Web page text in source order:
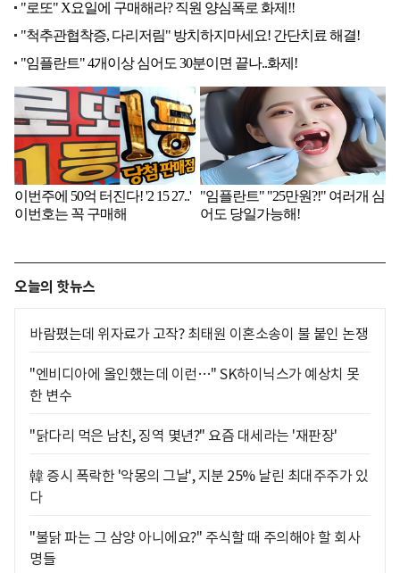
오늘의 핫뉴스
바람폈는데 위자료가 고작? 최태원 이혼소송이 불 붙인 논쟁
"엔비디아에 올인했는데 이런…" SK하이닉스가 예상치 못
한 변수
"닭다리 먹은 남친, 징역 몇년?" 요즘 대세라는 '재판장'
韓 증시 폭락한 '악몽의 그날', 지분 25% 날린 최대주주가 있
다
"불닭 파는 그 삼양 아니에요?" 주식할 때 주의해야 할 회사
명들